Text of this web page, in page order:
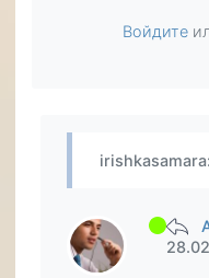
Войдите
irishkasamara: